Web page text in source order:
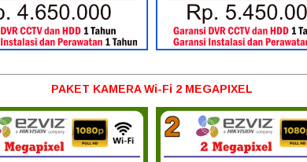
PAKET KAMERA Wi-Fi 2 MEGAPIXEL